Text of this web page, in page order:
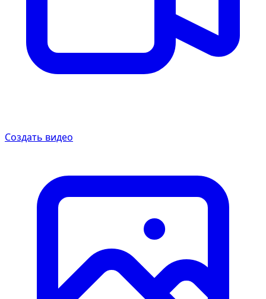
Создать видео